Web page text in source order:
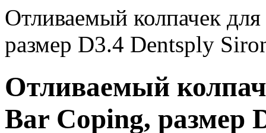
Отливаемый колпачек
размер D3.4 Dentsply
Отливаемый
Bar Coping, размер